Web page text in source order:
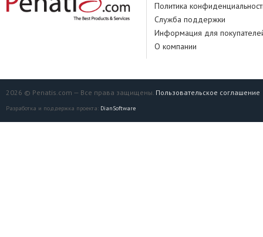
Политика
Служба поддержки
Информация для
О компании
2026 © Penatis.com — Все права защищены. Пользовательское соглашение
Разработка и поддержка проекта: DianSoftware